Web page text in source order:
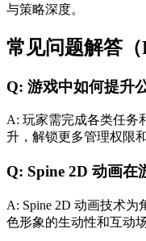
与策略深度。
常见问题解答（
Q: 游戏中如何提升
A: 玩家需完成各类任务
升，解锁更多管理权限
Q: Spine 2D 动画在
A: Spine 2D 动画技术
色形象的生动性和互动